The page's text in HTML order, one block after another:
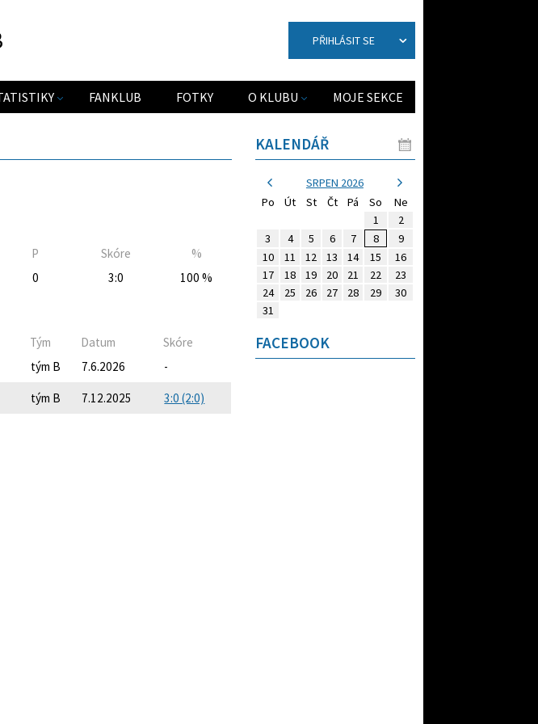
PŘIHLÁSIT SE
FANKLUB FOTKY O KLUBU MOJE SEKCE
P Skóre
%
0 3:0 100 %
Tým Datum
Skóre
tým B 7.6.2026 -
tým B 7.12.2025 3:0 (2:0)
KALENDÁŘ
SRPEN 2026
Po
Út St Čt Pá So
Ne
1
2
3
4 5 6 7 8
9
10
11 12 13 14 15
16
17
18 19 20 21 22
23
24
25 26 27 28 29
30
31
FACEBOOK